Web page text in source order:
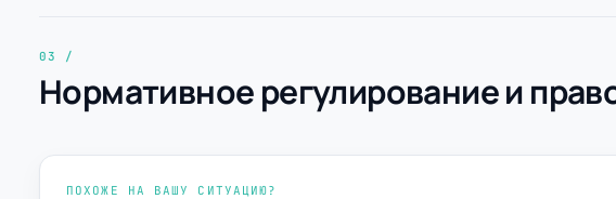
Нормативное регулирование и
ПОХОЖЕ НА ВАШУ СИТУАЦИЮ?